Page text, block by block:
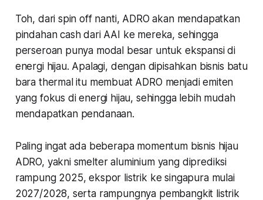
Toh, dari spin off nanti, ADRO akan mendapatkan
pindahan cash dari AAI ke mereka, sehingga
perseroan punya modal besar untuk ekspansi di
energi hijau. Apalagi, dengan dipisahkan bisnis batu
bara thermal itu membuat ADRO menjadi emiten
yang fokus di energi hijau, sehingga lebih mudah
mendapatkan pendanaan.
Paling ingat ada beberapa momentum bisnis hijau
ADRO, yakni smelter aluminium yang diprediksi
rampung 2025, ekspor listrik ke singapura mulai
2027/2028, serta rampungnya pembangkit listrik